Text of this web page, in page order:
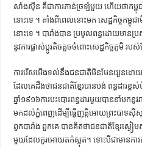
សាំងស៊ីន គឺជាការភាន់ច្រឡំមួយ ហើយថាកម្ពុជ
នោះទេ ។ តាំងពីពេលនោះមក សេដ្ឋកិច្ចកម្ពុ
នោះទេ ។ បារាំងបាន ប្រមូលពន្ធដោយមានប្រ
នូវការផ្លាស់ប្ដូរតិចតួចចំពោះសេដ្ឋកិច្ចភូមិ របស់ខ្
ការរើសអើងទល់នឹងជនជាតិមិនមែនយួនដោយ
ដែលគេដឹងថាជនជាតិខ្មែរបានបង់ ពន្ធដារ
ឆ្នាំ១៩១៦ការបះបោរពន្ធដារមួយបាននាំមកនូ
មកដល់ភ្នំពេញដើម្បីធ្វើញត្តិអោយព្រះបាទស៊ីសុវ
ពួកបារាំង ពួកគេ បានគិតថាជនជាតិខ្មែរស្ងៀ
មួយដែលគួរអោយតក់ស្លុត។ ទោះបីជាមានការ